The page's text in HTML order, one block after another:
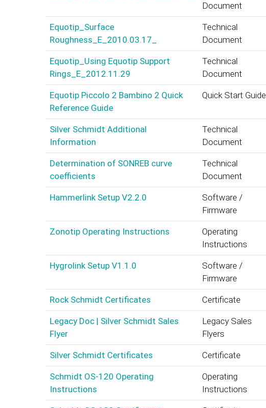
Document
Equotip_Surface
Roughness_E_2010.03.17_
Technical
Document
Equotip_Using Equotip Support
Rings_E_2012.11.29
Technical
Document
Equotip Piccolo 2 Bambino 2 Quick
Reference Guide
Quick Start Guide
Silver Schmidt Additional
Information
Technical
Document
Determination of SONREB curve
coefficients
Technical
Document
Hammerlink Setup V2.2.0
Software /
Firmware
Zonotip Operating Instructions
Operating
Instructions
Hygrolink Setup V1.1.0
Software /
Firmware
Rock Schmidt Certificates Certificate
Legacy Doc | Silver Schmidt Sales
Flyer
Legacy Sales
Flyers
Silver Schmidt Certificates Certificate
Schmidt OS-120 Operating
Instructions
Operating
Instructions